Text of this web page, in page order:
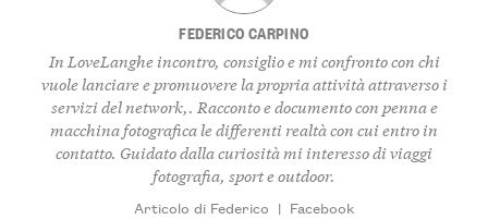
FEDERICO CARPINO
In LoveLanghe incontro, consiglio e mi confronto con chi
vuole lanciare e promuovere la propria attività attraverso i
servizi del network,. Racconto e documento con penna e
macchina fotografica le differenti realtà con cui entro in
contatto. Guidato dalla curiosità mi interesso di viaggi
fotografia, sport e outdoor.
Articolo di Federico | Facebook